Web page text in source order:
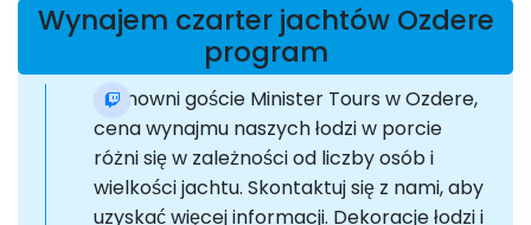
Wynajem czarter jachtów Ozdere
program
Szanowni goście Minister Tours w Ozdere,
cena wynajmu naszych łodzi w porcie
różni się w zależności od liczby osób i
wielkości jachtu. Skontaktuj się z nami, aby
uzyskać więcej informacji. Dekoracje łodzi i